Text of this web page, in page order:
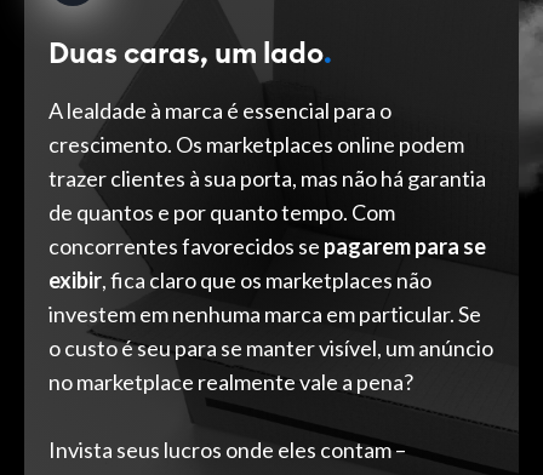
Duas caras, um lado.
A lealdade à marca é essencial para o
crescimento. Os marketplaces online podem
trazer clientes à sua porta, mas não há garantia
de quantos e por quanto tempo. Com
concorrentes favorecidos se pagarem para se
exibir, fica claro que os marketplaces não
investem em nenhuma marca em particular. Se
o custo é seu para se manter visível, um anúncio
no marketplace realmente vale a pena?
Invista seus lucros onde eles contam –